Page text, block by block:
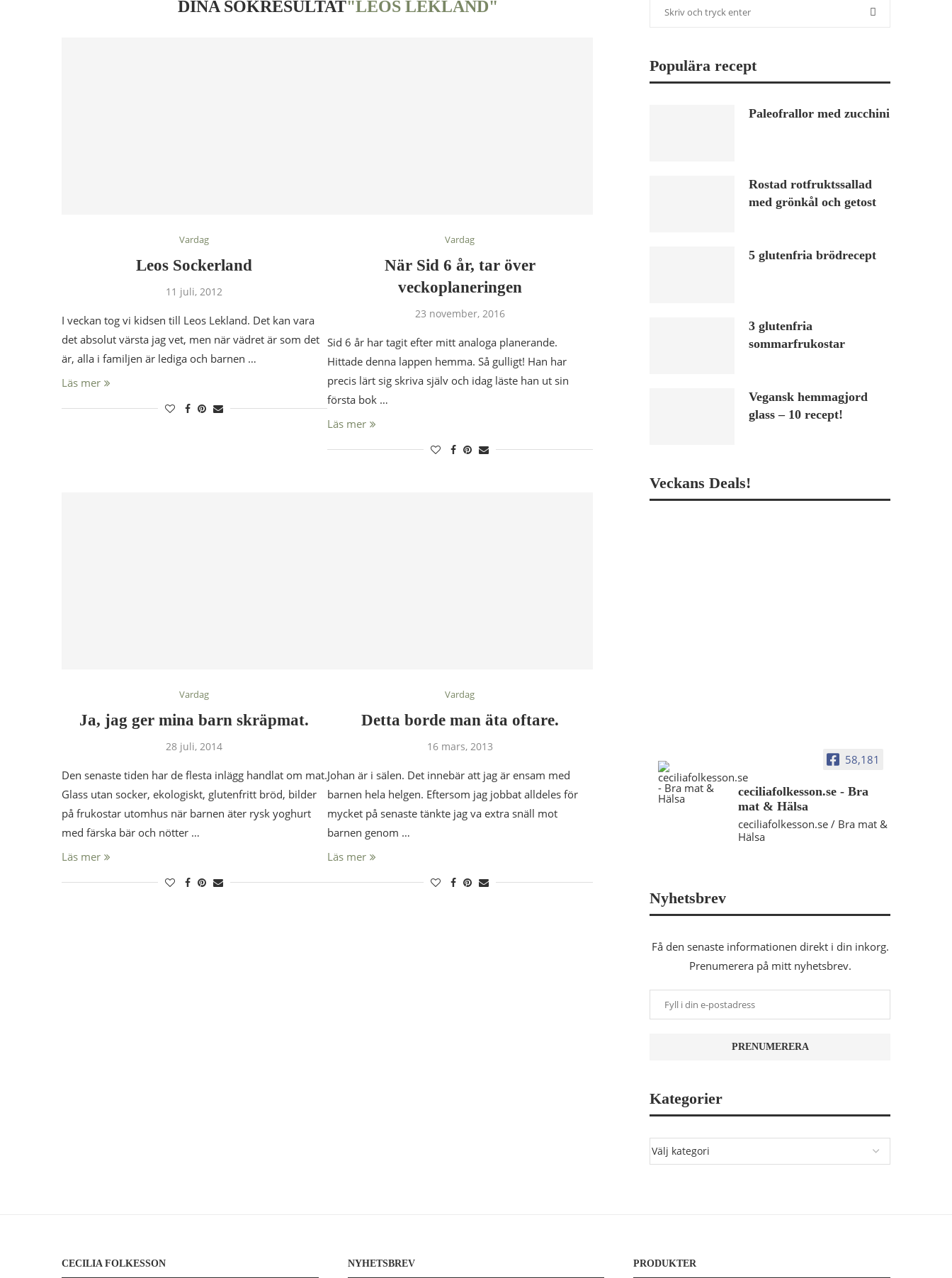
DINA SÖKRESULTAT"LEOS LEKLAND"
Vardag
Leos Sockerland
11 juli, 2012
I veckan tog vi kidsen till Leos Lekland. Det kan vara
det absolut värsta jag vet, men när vädret är som det
är, alla i familjen är lediga och barnen …
Läs mer
Vardag
När Sid 6 år, tar över
veckoplaneringen
23 november, 2016
Sid 6 år har tagit efter mitt analoga planerande.
Hittade denna lappen hemma. Så gulligt! Han har
precis lärt sig skriva själv och idag läste han ut sin
första bok …
Läs mer
Vardag
Ja, jag ger mina barn skräpmat.
28 juli, 2014
Den senaste tiden har de flesta inlägg handlat om mat.
Glass utan socker, ekologiskt, glutenfritt bröd, bilder
på frukostar utomhus när barnen äter rysk yoghurt
med färska bär och nötter …
Läs mer
Vardag
Detta borde man äta oftare.
16 mars, 2013
Johan är i sälen. Det innebär att jag är ensam med
barnen hela helgen. Eftersom jag jobbat alldeles för
mycket på senaste tänkte jag va extra snäll mot
barnen genom …
Läs mer
Populära recept
Paleofrallor med zucchini
Rostad rotfruktssallad
med grönkål och getost
5 glutenfria brödrecept
3 glutenfria
sommarfrukostar
Vegansk hemmagjord
glass – 10 recept!
Veckans Deals!
58,181
ceciliafolkesson.se - Bra
mat & Hälsa
ceciliafolkesson.se / Bra mat &
Hälsa
Nyhetsbrev
Få den senaste informationen direkt i din inkorg.
Prenumerera på mitt nyhetsbrev.
Kategorier
CECILIA FOLKESSON NYHETSBREV PRODUKTER